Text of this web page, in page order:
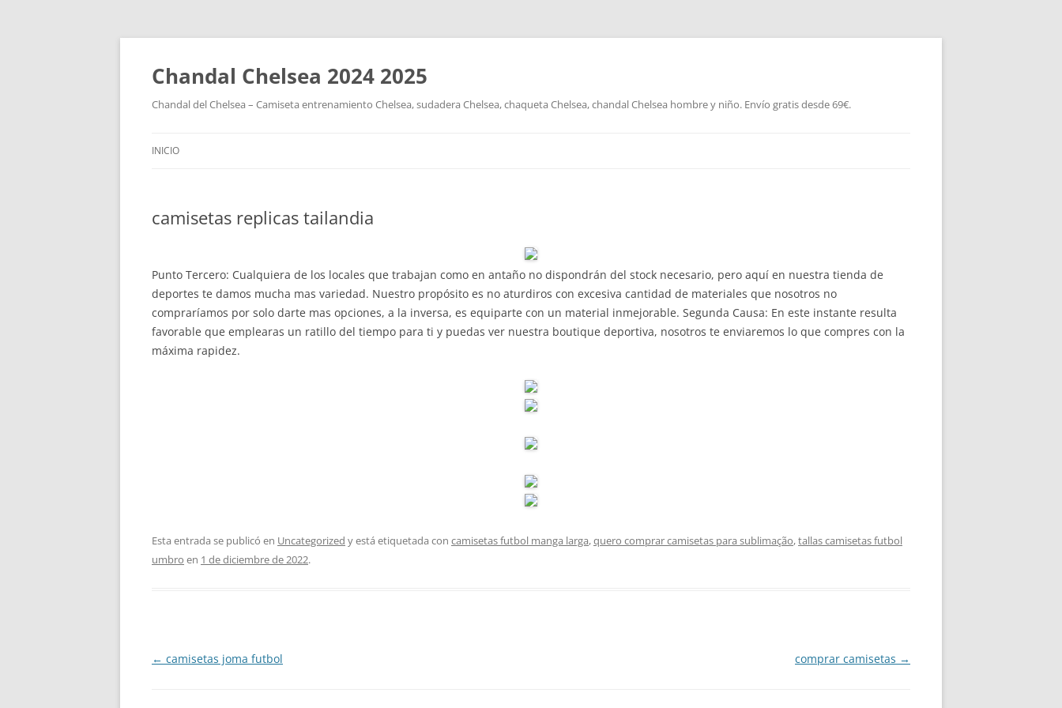
Chandal Chelsea 2024 2025
Chandal del Chelsea – Camiseta entrenamiento Chelsea, sudadera Chelsea, chaqueta Chelsea, chandal Chelsea hombre y niño. Envío gratis desde 69€.
INICIO
camisetas replicas tailandia
Punto Tercero: Cualquiera de los locales que trabajan como en antaño no dispondrán del stock necesario, pero aquí en nuestra tienda de
deportes te damos mucha mas variedad. Nuestro propósito es no aturdiros con excesiva cantidad de materiales que nosotros no
compraríamos por solo darte mas opciones, a la inversa, es equiparte con un material inmejorable. Segunda Causa: En este instante resulta
favorable que emplearas un ratillo del tiempo para ti y puedas ver nuestra boutique deportiva, nosotros te enviaremos lo que compres con la
máxima rapidez.
Esta entrada se publicó en Uncategorized y está etiquetada con camisetas futbol manga larga,quero comprar camisetas para sublimação,tallas camisetas futbol
umbro en 1 de diciembre de 2022.
Navegación
← camisetas joma futbol comprar camisetas →